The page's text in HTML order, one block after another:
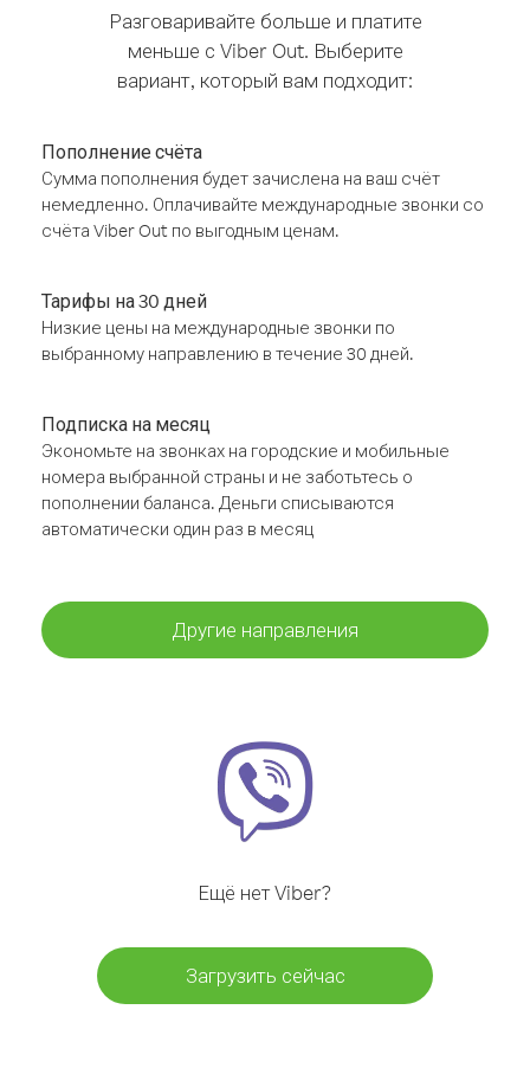
Разговаривайте больше и платите
меньше с Viber Out. Выберите
вариант, который вам подходит:
Пополнение счёта
Сумма пополнения будет зачислена на ваш счёт
немедленно. Оплачивайте международные звонки со
счёта Viber Out по выгодным ценам.
Тарифы на 30 дней
Низкие цены на международные звонки по
выбранному направлению в течение 30 дней.
Подписка на месяц
Экономьте на звонках на городские и мобильные
номера выбранной страны и не заботьтесь о
пополнении баланса. Деньги списываются
автоматически один раз в месяц
Другие направления
Ещё нет Viber?
Загрузить сейчас